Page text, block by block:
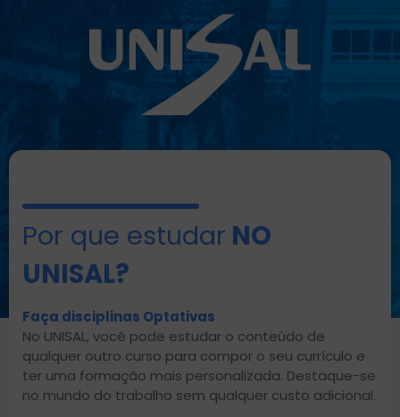
Por que estudar NO
UNISAL?
Faça disciplinas Optativas
No UNISAL, você pode estudar o conteúdo de
qualquer outro curso para compor o seu currículo e
ter uma formação mais personalizada. Destaque-se
no mundo do trabalho sem qualquer custo adicional.